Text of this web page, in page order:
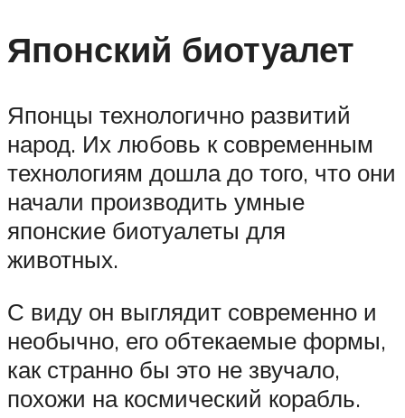
Японский биотуалет
Японцы технологично развитий
народ. Их любовь к современным
технологиям дошла до того, что они
начали производить умные
японские биотуалеты для
животных.
С виду он выглядит современно и
необычно, его обтекаемые формы,
как странно бы это не звучало,
похожи на космический корабль.